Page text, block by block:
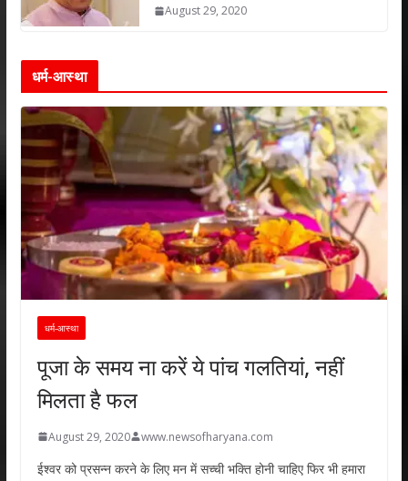
August 29, 2020
धर्म-आस्था
धर्म-आस्था
पूजा के समय ना करें ये पांच गलतियां, नहीं
मिलता है फल
August 29, 2020 www.newsofharyana.com
ईश्वर को प्रसन्न करने के लिए मन में सच्ची भक्ति होनी चाहिए फिर भी हमारा